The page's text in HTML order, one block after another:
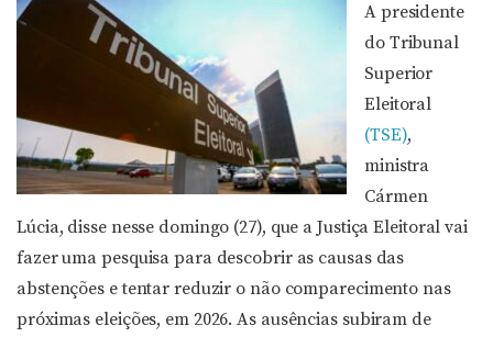
A presidente
do Tribunal
Superior
Eleitoral
(TSE),
ministra
Cármen
Lúcia, disse nesse domingo (27), que a Justiça Eleitoral vai
fazer uma pesquisa para descobrir as causas das
abstenções e tentar reduzir o não comparecimento nas
próximas eleições, em 2026. As ausências subiram de